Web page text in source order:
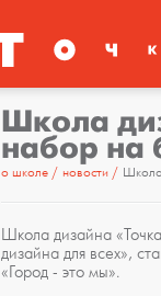
Школа
набор на
о школе новости Школа
Школа дизайна
дизайна для всех»,
«Город - это мы».